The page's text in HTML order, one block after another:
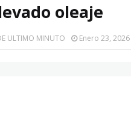
oleaje
ULTIMO MINUTO Enero 23, 2026